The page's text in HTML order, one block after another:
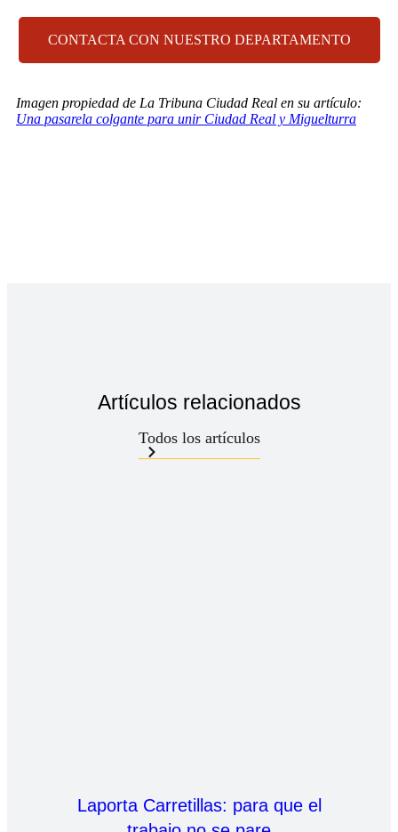
CONTACTA CON NUESTRO DEPARTAMENTO
Imagen propiedad de La Tribuna Ciudad Real en su artículo:
Una pasarela colgante para unir Ciudad Real y Miguelturra
Artículos relacionados
Todos los artículos
Laporta Carretillas: para que el